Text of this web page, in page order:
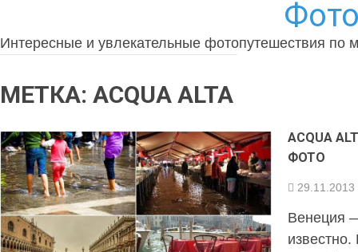
Интересные и увлекательные фотопутешествия по
МЕТКА: ACQUA ALTA
ACQUA
ФОТО
29.11.2013
Венеция